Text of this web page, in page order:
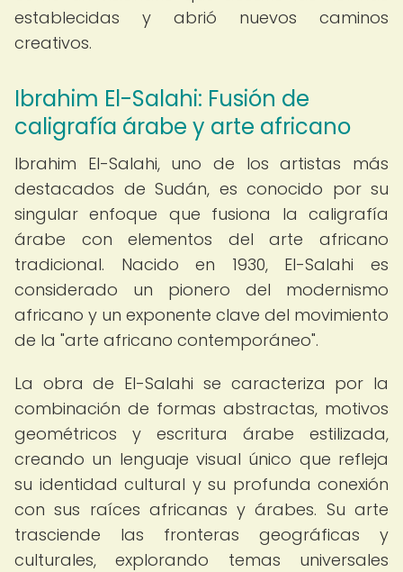
establecidas y abrió nuevos caminos
creativos.
Ibrahim El-Salahi: Fusión de
caligrafía árabe y arte africano
Ibrahim El-Salahi, uno de los artistas más
destacados de Sudán, es conocido por su
singular enfoque que fusiona la caligrafía
árabe con elementos del arte africano
tradicional. Nacido en 1930, El-Salahi es
considerado un pionero del modernismo
africano y un exponente clave del movimiento
de la "arte africano contemporáneo".
La obra de El-Salahi se caracteriza por la
combinación de formas abstractas, motivos
geométricos y escritura árabe estilizada,
creando un lenguaje visual único que refleja
su identidad cultural y su profunda conexión
con sus raíces africanas y árabes. Su arte
trasciende las fronteras geográficas y
culturales, explorando temas universales